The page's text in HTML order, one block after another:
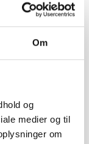
Om
og
medier og til
om